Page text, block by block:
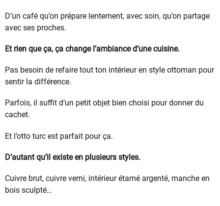
D’un café qu’on prépare lentement, avec soin, qu’on partage
avec ses proches.
Et rien que ça, ça change l’ambiance d’une cuisine.
Pas besoin de refaire tout ton intérieur en style ottoman pour
sentir la différence.
Parfois, il suffit d’un petit objet bien choisi pour donner du
cachet.
Et l’otto turc est parfait pour ça.
D’autant qu’il existe en plusieurs styles.
Cuivre brut, cuivre verni, intérieur étamé argenté, manche en
bois sculpté…